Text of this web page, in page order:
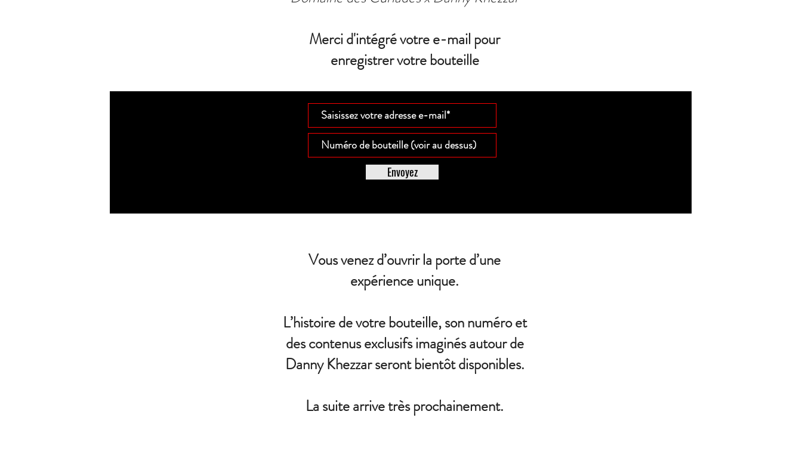
Merci d'intégré votre e-mail pour
enregistrer votre bouteille
Envoyez
Vous venez d’ouvrir la porte d’une
expérience unique.
L’histoire de votre bouteille, son numéro et
des contenus exclusifs imaginés autour de
Danny Khezzar seront bientôt disponibles.
La suite arrive très prochainement.